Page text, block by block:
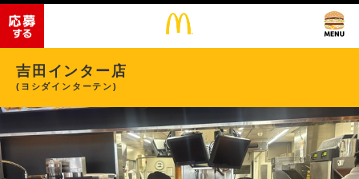
吉田インター店
(ヨシダインターテン)